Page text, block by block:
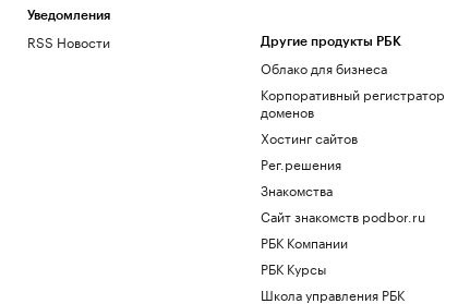
Уведомления
RSS Новости Другие продукты РБК
Облако для бизнеса
Корпоративный регистратор
доменов
Хостинг сайтов
Рег.решения
Знакомства
Сайт знакомств podbor.ru
РБК Компании
РБК Курсы
Школа управления РБК